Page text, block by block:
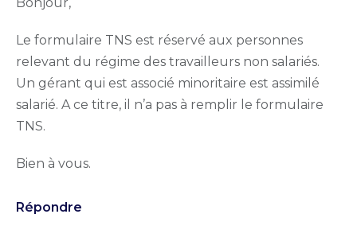
Le formulaire TNS est réservé aux personnes
relevant du régime des travailleurs non salariés.
Un gérant qui est associé minoritaire est assimilé
salarié. A ce titre, il n’a pas à remplir le formulaire
TNS.
Bien à vous.
Répondre